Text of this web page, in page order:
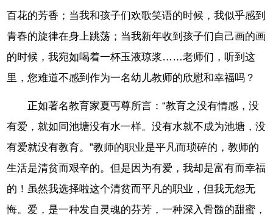
百花的芳香；当我和孩子们欢歌笑语的时候，我似乎感到
青春的旋律在身上跳荡；当我新年收到孩子们自己画的画
的时候，我宛如喝着一杯玉液琼浆……老师们，听到这
里，您难道不感到作为一名幼儿教师的欣慰和幸福吗？
正如著名教育家夏丐尊所言：“教育之没有情感，没
有爱，就如同池塘没有水一样。没有水就不成为池塘，没
有爱就没有教育。”教师的职业是平凡而琐碎的，教师的
生活是清贫而艰辛的。但是因为有爱，我却是富有而幸福
的！虽然我选择啦这个清贫而平凡的职业，但我无怨无
悔。爱，是一种发自灵魂的芬芳，一种深入骨髓的甜蜜，